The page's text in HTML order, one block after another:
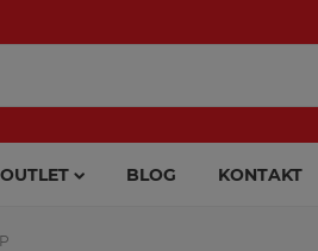
OUTLET BLOG KONTAKT